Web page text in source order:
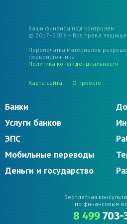
Ваши финансы под контролем
© 2017–2026 – Все права
Перепечатка материалов
первоисточника
Политика конфиденциальности
Карта сайта О проекте
Банки
Услуги банков
ЭПС
Мобильные переводы
Деньги и государство
Бесплатная
по финансовым
8 499703-